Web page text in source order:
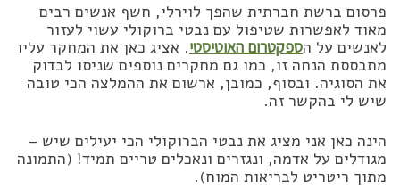
פרסום ברשת חברתית שהפך לוירלי, חשף אנשים רבים
מאוד לאפשרות שטיפול עם נבטי ברוקולי עשוי לעזור
לאנשים על הספקטרום האוטיסטי. אציג כאן את המחקר עליו
מתבססת הנחה זו, כמו גם מחקרים נוספים שניסו לבדוק
את הסוגיה. ובסוף, כמובן, ארשום את ההמלצה הכי טובה
שיש לי בהקשר זה.
הינה כאן אני מציג את נבטי הברוקולי הכי יעילים שיש –
מגודלים על אדמה, ונגזרים ונאכלים טריים תמיד! (התמונה
מתוך ריטריט לבריאות המוח).